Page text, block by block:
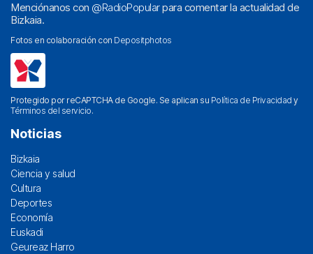
Menciónanos con @RadioPopularpara comentar la actualidad de
Bizkaia.
Fotos en colaboración con Depositphotos
Protegido por reCAPTCHA de Google. Se aplican su Política de Privacidad y
Términos del servicio.
Noticias
Bizkaia
Ciencia y salud
Cultura
Deportes
Economía
Euskadi
Geureaz Harro